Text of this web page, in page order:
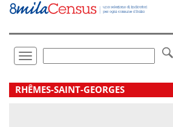
Vai
direttamente
Toggle
navigation
.
RHÊMES-SAINT-GEORGES